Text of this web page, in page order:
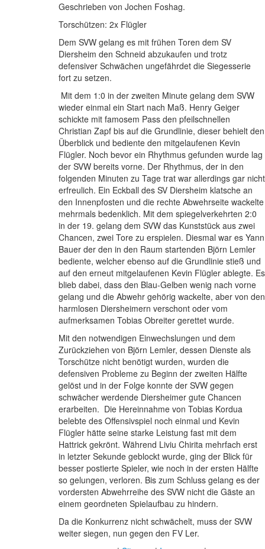
Geschrieben von Jochen Foshag.
Torschützen: 2x Flügler
Dem SVW gelang es mit frühen Toren dem SV
Diersheim den Schneid abzukaufen und trotz
defensiver Schwächen ungefährdet die Siegesserie
fort zu setzen.
Mit dem 1:0 in der zweiten Minute gelang dem SVW
wieder einmal ein Start nach Maß. Henry Geiger
schickte mit famosem Pass den pfeilschnellen
Christian Zapf bis auf die Grundlinie, dieser behielt den
Überblick und bediente den mitgelaufenen Kevin
Flügler. Noch bevor ein Rhythmus gefunden wurde lag
der SVW bereits vorne. Der Rhythmus, der in den
folgenden Minuten zu Tage trat war allerdings gar nicht
erfreulich. Ein Eckball des SV Diersheim klatsche an
den Innenpfosten und die rechte Abwehrseite wackelte
mehrmals bedenklich. Mit dem spiegelverkehrten 2:0
in der 19. gelang dem SVW das Kunststück aus zwei
Chancen, zwei Tore zu erspielen. Diesmal war es Yann
Bauer der den in den Raum startenden Björn Lemler
bediente, welcher ebenso auf die Grundlinie stieß und
auf den erneut mitgelaufenen Kevin Flügler ablegte. Es
blieb dabei, dass den Blau-Gelben wenig nach vorne
gelang und die Abwehr gehörig wackelte, aber von den
harmlosen Diersheimern verschont oder vom
aufmerksamen Tobias Obreiter gerettet wurde.
Mit den notwendigen Einwechslungen und dem
Zurückziehen von Björn Lemler, dessen Dienste als
Torschütze nicht benötigt wurden, wurden die
defensiven Probleme zu Beginn der zweiten Hälfte
gelöst und in der Folge konnte der SVW gegen
schwächer werdende Diersheimer gute Chancen
erarbeiten. Die Hereinnahme von Tobias Kordua
belebte des Offensivspiel noch einmal und Kevin
Flügler hätte seine starke Leistung fast mit dem
Hattrick gekrönt. Während Liviu Chirita mehrfach erst
in letzter Sekunde geblockt wurde, ging der Blick für
besser postierte Spieler, wie noch in der ersten Hälfte
so gelungen, verloren. Bis zum Schluss gelang es der
vordersten Abwehrreihe des SVW nicht die Gäste an
einem geordneten Spielaufbau zu hindern.
Da die Konkurrenz nicht schwächelt, muss der SVW
weiter siegen, nun gegen den FV Ler.